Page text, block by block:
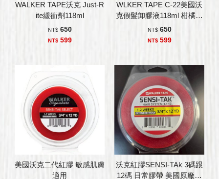
WALKER TAPE沃克 Just-R
ite緩衝劑118ml
NT$ 650
NT$599
WLKER TAPE C-22美國沃
克假髮卸膠液118ml 柑橘香
味
NT$ 650
NT$599
美國沃克二代紅膠 敏感肌膚
適用
沃克紅膠SENSI-TAk 3碼跟
12碼 日常膠帶 美國原廠假